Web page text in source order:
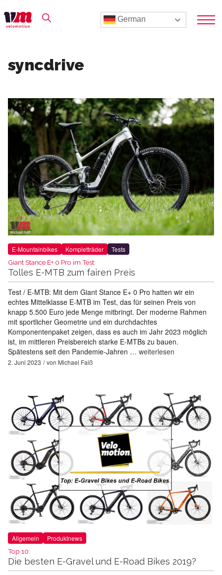
German
syncdrive
E-Mountainbikes Kompletträder Tests
Giant Stance E+ 0 Pro im Test:
Tolles E-MTB zum fairen Preis
Test / E-MTB: Mit dem Giant Stance E+ 0 Pro hatten wir ein
echtes Mittelklasse E-MTB im Test, das für seinen Preis von
knapp 5.500 Euro jede Menge mitbringt. Der moderne Rahmen
mit sportlicher Geometrie und ein durchdachtes
Komponentenpaket zeigen, dass es auch im Jahr 2023 möglich
ist, im mittleren Preisbereich starke E-MTBs zu bauen.
Spätestens seit den Pandemie-Jahren … weiterlesen
2. Juni 2023 von Michael Faiß
Allgemein Produktnews
Top 10:
Die besten E-Gravel und E-Road Bikes 2019?